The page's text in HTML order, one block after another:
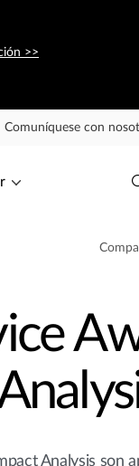
>>
Comuníquese con
Analysis son